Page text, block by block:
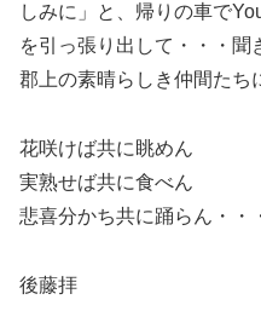
しみに」と、帰りの車で
を引っ張り出して・・・聞
郡上の素晴らしき仲間たち
花咲けば共に眺めん
実熟せば共に食べん
悲喜分かち共に踊らん・・
後藤拝